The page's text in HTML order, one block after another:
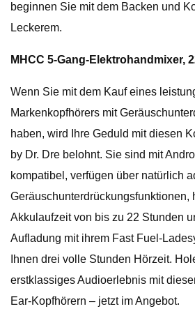
beginnen Sie mit dem Backen und
Leckerem.
MHCC 5-Gang-Elektrohandmixer,
Wenn Sie mit dem Kauf eines
Markenkopfhörers mit
haben, wird Ihre Geduld mit diesen
by Dr. Dre belohnt. Sie sind mit
kompatibel, verfügen über natürlich
Geräuschunterdrückungsfunktionen,
Akkulaufzeit von bis zu 22 Stunden
Aufladung mit ihrem Fast Fuel-
Ihnen drei volle Stunden Hörzeit.
erstklassiges Audioerlebnis mit
Ear-Kopfhörern – jetzt im Angebot.